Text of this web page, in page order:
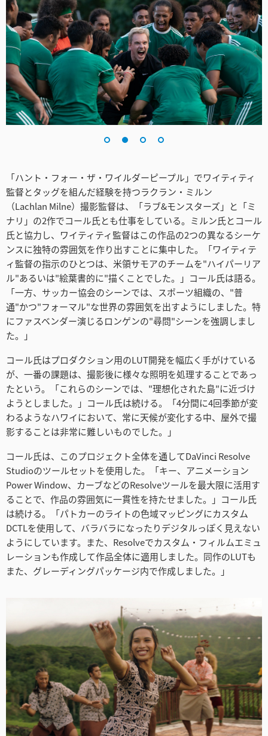
Poland
Portugal
Singapore
South Africa
Spain
Chinese Taipei
Turkey
UAE
Ukraine
United Kingdom
United States
「ハント・フォー・ザ・ワイルダーピープル」でワイティティ
監督とタッグを組んだ経験を持つラクラン・ミルン
（Lachlan Milne）撮影監督は、「ラブ&モンスターズ」と「ミ
ナリ」の2作でコール氏とも仕事をしている。ミルン氏とコール
氏と協力し、ワイティティ監督はこの作品の2つの異なるシーケ
ンスに独特の雰囲気を作り出すことに集中した。「ワイティテ
ィ監督の指示のひとつは、米領サモアのチームを"ハイパーリア
ル"あるいは"絵葉書的に"描くことでした。」コール氏は語る。
「一方、サッカー協会のシーンでは、スポーツ組織の、"普
通"かつ"フォーマル"な世界の雰囲気を出すようにしました。特
にファスベンダー演じるロンゲンの"尋問"シーンを強調しまし
た。」
コール氏はプロダクション用のLUT開発を幅広く手がけている
が、一番の課題は、撮影後に様々な照明を処理することであっ
たという。「これらのシーンでは、"理想化された島"に近づけ
ようとしました。」コール氏は続ける。「4分間に4回季節が変
わるようなハワイにおいて、常に天候が変化する中、屋外で撮
影することは非常に難しいものでした。」
コール氏は、このプロジェクト全体を通してDaVinci Resolve
Studioのツールセットを使用した。「キー、アニメーション
Power Window、カーブなどのResolveツールを最大限に活用す
ることで、作品の雰囲気に一貫性を持たせました。」コール氏
は続ける。「パトカーのライトの色域マッピングにカスタム
DCTLを使用して、バラバラになったりデジタルっぽく見えない
ようにしています。また、Resolveでカスタム・フィルムエミュ
レーションも作成して作品全体に適用しました。同作のLUTも
また、グレーディングパッケージ内で作成しました。」